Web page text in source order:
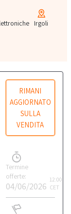
Irgoli
RIMANI
AGGIORNATO
SULLA
VENDITA
Termine
offerte:
04/06/2026
12:00
CET